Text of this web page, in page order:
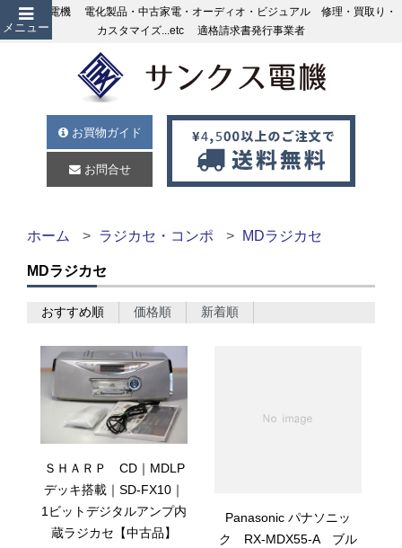
メニュー
サンクス電機 電化製品・中古家電・オーディオ・ビジュアル 修理・買取り・
カスタマイズ...etc 適格請求書発行事業者
お買物ガイド
お問合せ
ホーム ラジカセ・コンポ MDラジカセ
MDラジカセ
おすすめ順 価格順 新着順
ＳＨＡＲＰ CD｜MDLP
デッキ搭載｜SD-FX10｜
1ビットデジタルアンプ内
蔵ラジカセ【中古品】
Panasonic パナソニッ
ク RX-MDX55-A ブル